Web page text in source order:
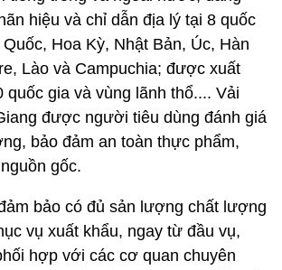
hiệu và chỉ dẫn địa lý tại 8 quốc
Hoa Kỳ, Nhật Bản, Úc, Hàn
Lào và Campuchia; được xuất
quốc gia và vùng lãnh thổ.... Vải
được người tiêu dùng đánh giá
bảo đảm an toàn thực phẩm,
gốc.
bảo có đủ sản lượng chất lượng
vụ xuất khẩu, ngay từ đầu vụ,
hợp với các cơ quan chuyên